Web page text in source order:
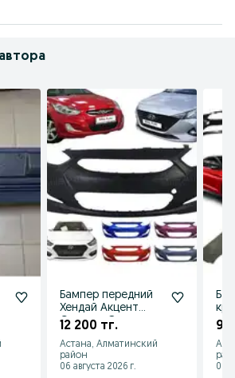
Бампер передний
Хендай Акцент
Солярис Элантра
Rio)
12 200 тг.
Астана, Алматинский
район
06 августа 2026 г.
9
06